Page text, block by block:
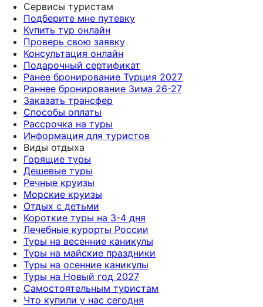
Сервисы туристам
Подберите мне путевку
Купить тур онлайн
Проверь свою заявку
Консультация онлайн
Подарочный сертификат
Ранее бронирование Турция 2027
Раннее бронирование Зима 26-27
Заказать трансфер
Способы оплаты
Рассрочка на туры
Информация для туристов
Виды отдыха
Горящие туры
Дешевые туры
Речные круизы
Морские круизы
Отдых с детьми
Короткие туры на 3-4 дня
Лечебные курорты России
Туры на весенние каникулы
Туры на майские праздники
Туры на осенние каникулы
Туры на Новый год 2027
Самостоятельным туристам
Что купили у нас сегодня